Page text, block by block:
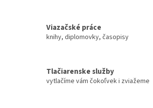
Viazačské práce
knihy, diplomovky, časopisy
Tlačiarenske služby
vytlačíme vám čokoľvek i zviažeme